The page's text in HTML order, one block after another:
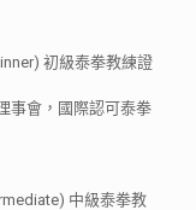
初級泰拳教練證
事會，國際認可泰拳
中級泰拳教